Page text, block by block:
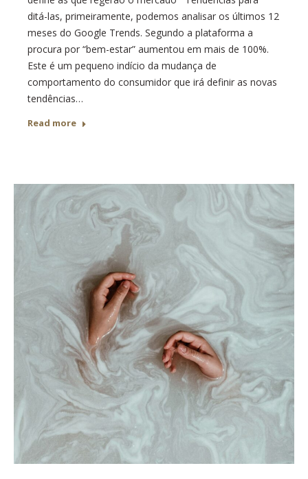
ditá-las, primeiramente, podemos analisar os últimos 12
meses do Google Trends. Segundo a plataforma a
procura por “bem-estar” aumentou em mais de 100%.
Este é um pequeno indício da mudança de
comportamento do consumidor que irá definir as novas
tendências…
Read more